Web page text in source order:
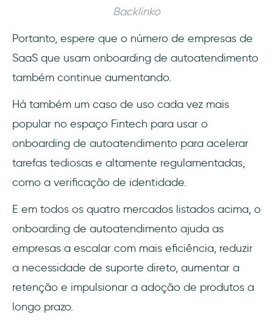
Backlinko
Portanto, espere que o número de empresas de
SaaS que usam onboarding de autoatendimento
também continue aumentando.
Há também um caso de uso cada vez mais
popular no espaço Fintech para usar o
onboarding de autoatendimento para acelerar
tarefas tediosas e altamente regulamentadas,
como a verificação de identidade.
E em todos os quatro mercados listados acima, o
onboarding de autoatendimento ajuda as
empresas a escalar com mais eficiência, reduzir
a necessidade de suporte direto, aumentar a
retenção e impulsionar a adoção de produtos a
longo prazo.